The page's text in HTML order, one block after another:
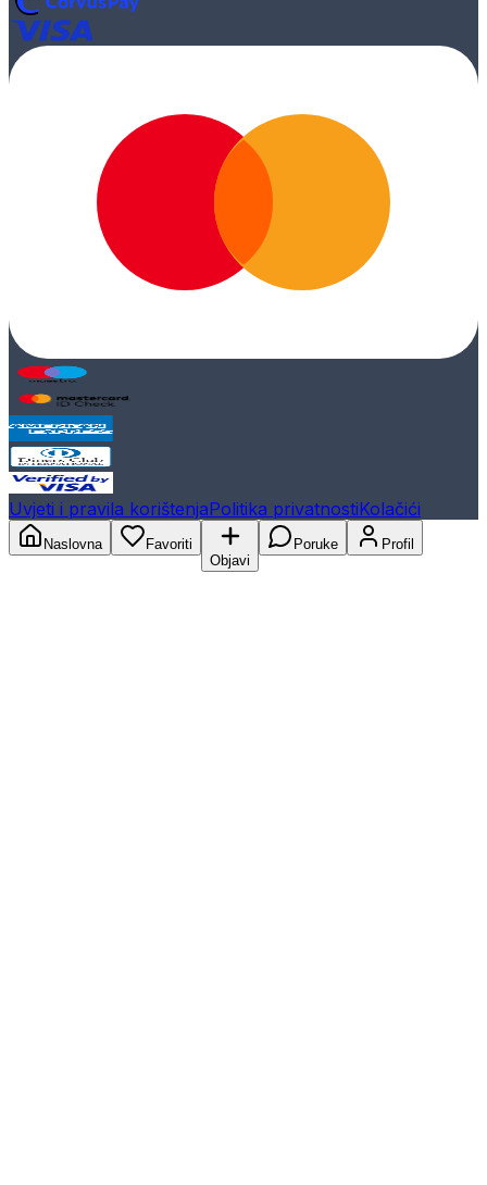
Uvjeti i pravila korištenjaPolitika privatnostiKolačići
Naslovna
Favoriti
Objavi
Poruke Profil